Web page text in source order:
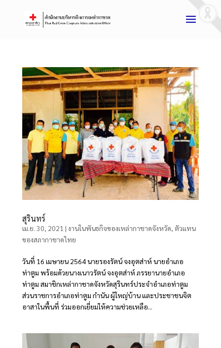
สุรินทร์
เม.ย. 30, 2021 | งานในพันธกิจของเหล่ากาชาดจังหวัด, ตัวแทน
ของสภากาชาดไทย
วันที่ 16 เมษายน 2564 นายรองรัตน์ จงอุตส่าห์ นายอำเภอ
ท่าตูม พร้อมด้วยนางเนาวรัตน์ จงอุตส่าห์ ภรรยานายอำเภอ
ท่าตูม สมาชิกเหล่ากาชาดจังหวัดสุรินทร์ประจำอำเภอท่าตูม
ส่วนราชการอำเภอท่าตูม กำนัน ผู้ใหญ่บ้าน และประชาชนจิต
อาสาในพื้นที่ ร่วมออกเยี่ยมให้ความช่วยเหลือ...